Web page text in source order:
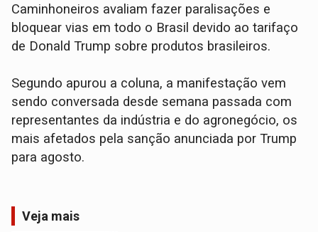
Caminhoneiros avaliam fazer paralisações e
bloquear vias em todo o Brasil devido ao tarifaço
de Donald Trump sobre produtos brasileiros.
Segundo apurou a coluna, a manifestação vem
sendo conversada desde semana passada com
representantes da indústria e do agronegócio, os
mais afetados pela sanção anunciada por Trump
para agosto.
Veja mais